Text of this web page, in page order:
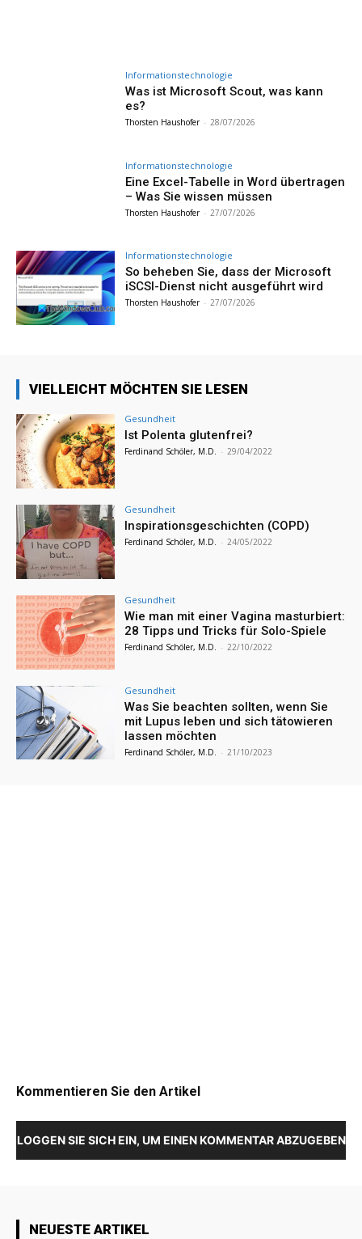
Informationstechnologie
Was ist Microsoft Scout, was kann
es?
Thorsten Haushofer - 28/07/2026
Informationstechnologie
Eine Excel-Tabelle in Word übertragen
– Was Sie wissen müssen
Thorsten Haushofer - 27/07/2026
Informationstechnologie
So beheben Sie, dass der Microsoft
iSCSI-Dienst nicht ausgeführt wird
Thorsten Haushofer - 27/07/2026
VIELLEICHT MÖCHTEN SIE LESEN
Gesundheit
Ist Polenta glutenfrei?
Ferdinand Schöler, M.D. - 29/04/2022
Gesundheit
Inspirationsgeschichten (COPD)
Ferdinand Schöler, M.D. - 24/05/2022
Gesundheit
Wie man mit einer Vagina masturbiert:
28 Tipps und Tricks für Solo-Spiele
Ferdinand Schöler, M.D. - 22/10/2022
Gesundheit
Was Sie beachten sollten, wenn Sie
mit Lupus leben und sich tätowieren
lassen möchten
Ferdinand Schöler, M.D. - 21/10/2023
Kommentieren Sie den Artikel
LOGGEN SIE SICH EIN, UM EINEN KOMMENTAR ABZUGEBEN
NEUESTE ARTIKEL